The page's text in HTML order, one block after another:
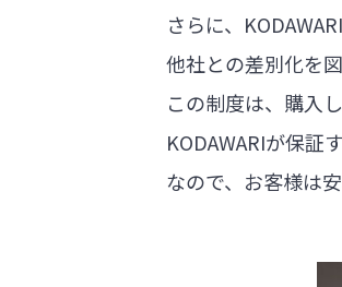
さらに、
他社との差別化を図
この制度は、購入
KODAWARIが保証
なので、お客様は